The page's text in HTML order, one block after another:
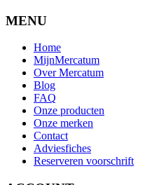
MENU
Home
MijnMercatum
Over Mercatum
Blog
FAQ
Onze producten
Onze merken
Contact
Adviesfiches
Reserveren voorschrift